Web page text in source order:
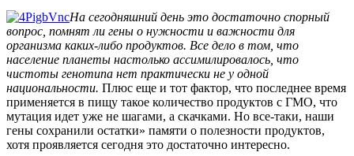
На сегодняшний день это достаточно спорный
вопрос, помнят ли гены о нужности и важности для
организма каких-либо продуктов. Все дело в том, что
население планеты настолько ассимилировалось, что
чистоты генотипа нет практически не у одной
национальности. Плюс еще и тот фактор, что последнее время
применяется в пищу такое количество продуктов с ГМО, что
мутация идет уже не шагами, а скачками. Но все-таки, наши
гены сохранили остатки» памяти о полезности продуктов,
хотя проявляется сегодня это достаточно интересно.